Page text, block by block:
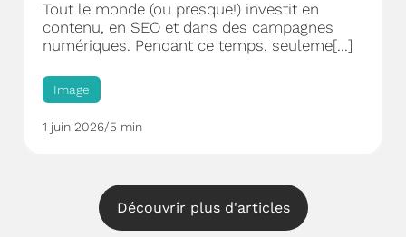
Tout le monde (ou presque!) investit en
contenu, en SEO et dans des campagnes
numériques. Pendant ce temps, seuleme[...]
Image
1 juin 2026/5 min
Découvrir plus d'articles